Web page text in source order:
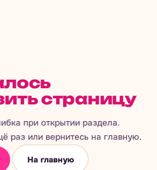
страницу
при открытии раздела.
раз или вернитесь на главную.
На главную